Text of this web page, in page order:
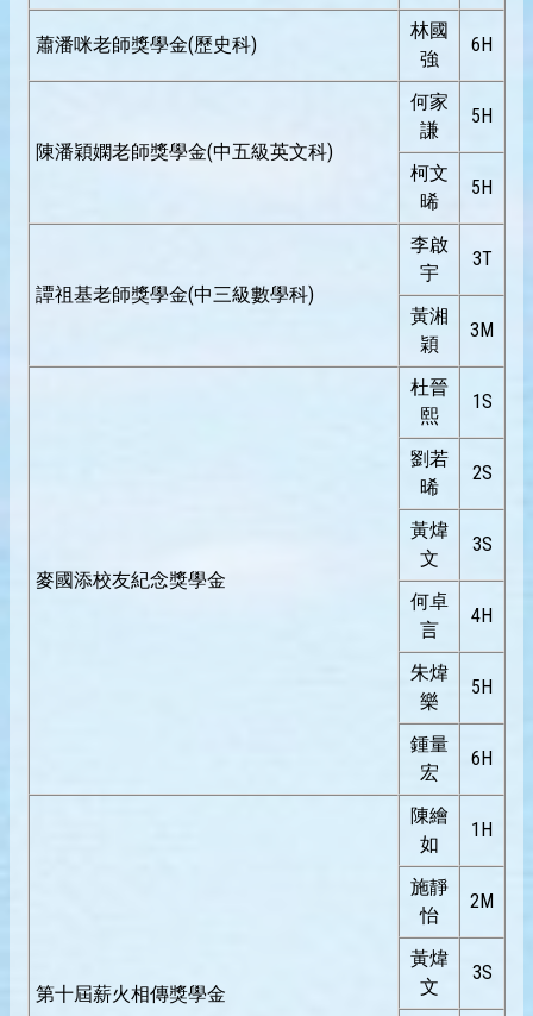
蕭潘咪老師獎學金(歷史科)
林國
強
6H
陳潘穎嫻老師獎學金(中五級英文科)
何家
謙
5H
柯文
晞
5H
譚祖基老師獎學金(中三級數學科)
李啟
宇
3T
黃湘
穎
3M
麥國添校友紀念獎學金
杜晉
熙
1S
劉若
晞
2S
黃煒
文
3S
何卓
言
4H
朱煒
樂
5H
鍾量
宏
6H
第十屆薪火相傳獎學金
陳繪
如
1H
施靜
怡
2M
黃煒
文
3S